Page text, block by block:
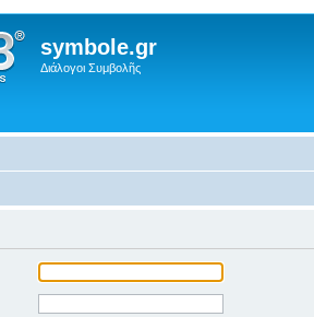
symbole.gr
Διάλογοι Συμβολῆς